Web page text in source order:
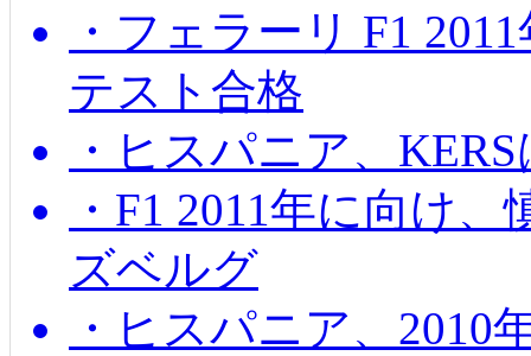
・フェラーリ F1
テスト合格
・ヒスパニア、
・F1 2011年に向け
ズベルグ
・ヒスパニア、2010